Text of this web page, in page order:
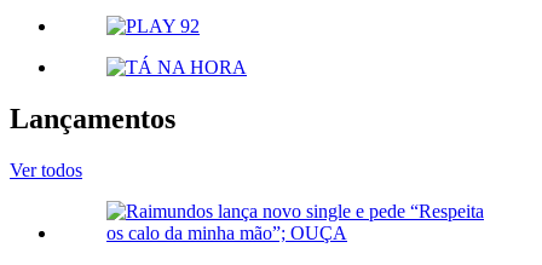
Lançamentos
Ver todos